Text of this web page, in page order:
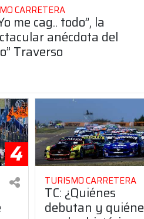
CARRETERA
me cag.. todo”, la
anécdota del
Traverso
4
TURISMO CARRETERA
TC: ¿Quiénes
debutan y